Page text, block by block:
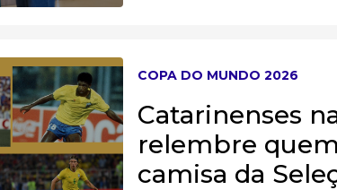
COPA DO MUNDO 2026
Catarinenses
relembre
camisa da